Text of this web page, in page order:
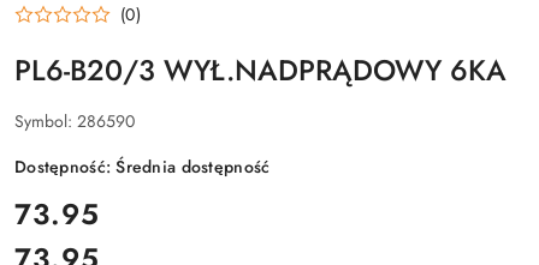
(0)
PL6-B20/3 WYŁ.NADPRĄDOWY 6KA
Symbol: 286590
Dostępność:Średnia dostępność
cena:
73.95
Cena: